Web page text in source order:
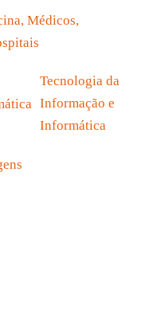
Médicos,
Tecnologia da
Informação e
Informática